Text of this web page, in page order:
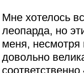
Мне хотелось
леопарда, но
меня, несмотря
довольно